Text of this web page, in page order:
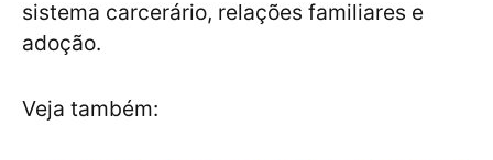
sistema carcerário, relações familiares e
adoção.
Veja também: